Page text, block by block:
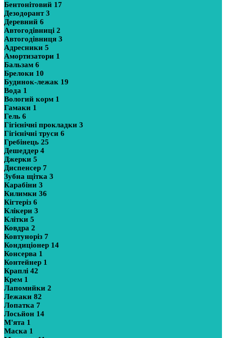
Бентонітовий 17
Дезодорант3
Деревний 6
Автогодівниці 2
Автогодівниця 3
Адресники 5
Амортизатори 1
Бальзам 6
Брелоки 10
Будинок-лежак 19
Вода 1
Вологий корм 1
Гамаки 1
Гель 6
Гігієнічні прокладки 3
Гігієнічні труси 6
Гребінець 25
Дешеддер 4
Джерки 5
Диспенсер 7
Зубна щітка 3
Карабіни 3
Килимки 36
Кігтеріз 6
Клікери 3
Клітки 5
Ковдра 2
Ковтуноріз 7
Кондиціонер 14
Консерва 1
Контейнер 1
Краплі 42
Крем 1
Лапомийки 2
Лежаки 82
Лопатка 7
Лосьйон 14
М'ята 1
Маска 1